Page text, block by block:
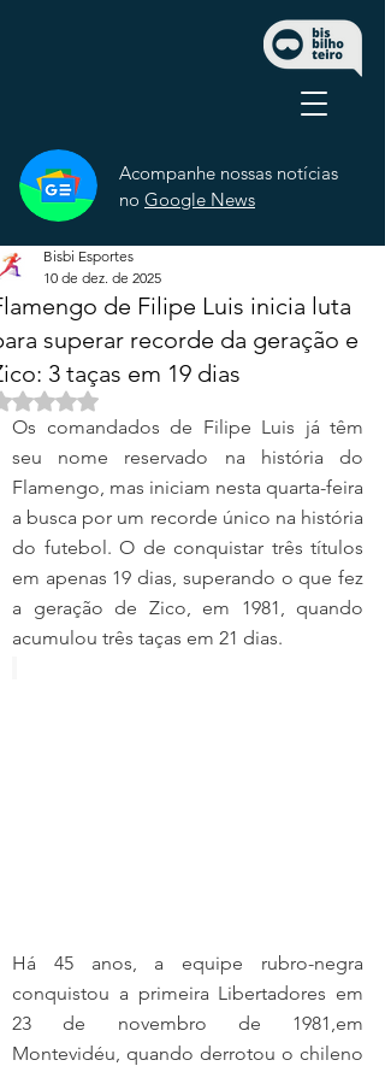
Acompanhe nossas notícias
no Google News
de Filipe Luis inicia luta
superar recorde da geração e
3 taças em 19 dias
Bisbi Esportes
10 de dez. de 2025
Avaliado com NaN de 5 estrelas.
Os comandados de Filipe Luis já têm
seu nome reservado na história do
Flamengo, mas iniciam nesta quarta-feira
a busca por um recorde único na história
do futebol. O de conquistar três títulos
em apenas 19 dias, superando o que fez
a geração de Zico, em 1981, quando
acumulou três taças em 21 dias.
Há 45 anos, a equipe rubro-negra
conquistou a primeira Libertadores em
23 de novembro de 1981,em
Montevidéu, quando derrotou o chileno